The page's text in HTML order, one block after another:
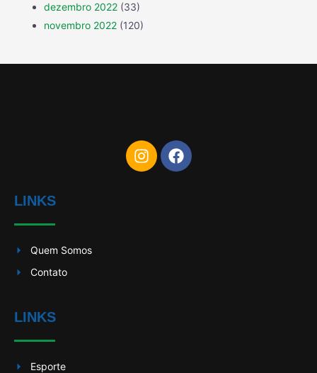
dezembro 2022 (33)
novembro 2022 (120)
LINKS
Quem Somos
Contato
LINKS
Esporte